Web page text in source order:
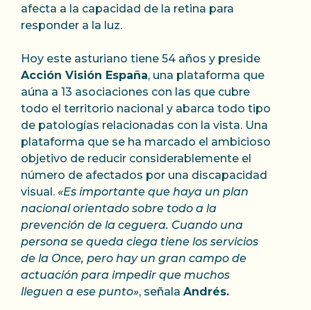
afecta a la capacidad de la retina para
responder a la luz.
Hoy este asturiano tiene 54 años y preside
Acción Visión España, una plataforma que
aúna a 13 asociaciones con las que cubre
todo el territorio nacional y abarca todo tipo
de patologías relacionadas con la vista. Una
plataforma que se ha marcado el ambicioso
objetivo de reducir considerablemente el
número de afectados por una discapacidad
visual. «Es importante que haya un plan
nacional orientado sobre todo a la
prevención de la ceguera. Cuando una
persona se queda ciega tiene los servicios
de la Once, pero hay un gran campo de
actuación para impedir que muchos
lleguen a ese punto», señala Andrés.